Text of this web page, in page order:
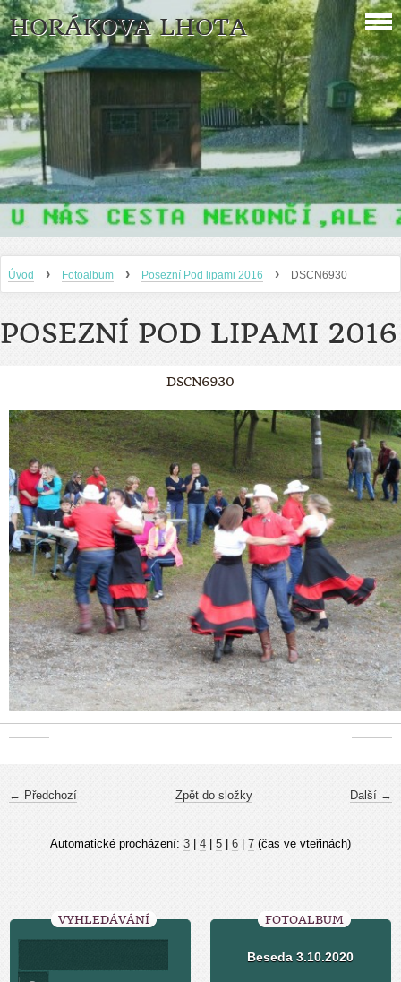
HORÁKOVA LHOTA
Úvod › Fotoalbum › Posezní Pod lipami 2016 › DSCN6930
POSEZNÍ POD LIPAMI 2016
DSCN6930
← Předchozí Další →
Zpět do složky
Automatické procházení: 3 4 5 6 7 (čas ve vteřinách)
VYHLEDÁVÁNÍ FOTOALBUM
Beseda 3.10.2020